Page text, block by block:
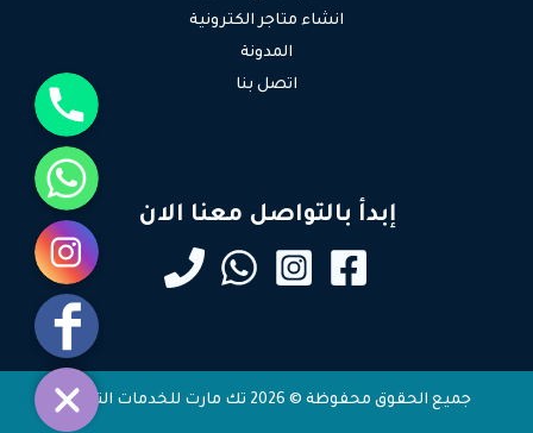
انشاء متاجر الكترونية
المدونة
اتصل بنا
إبدأ بالتواصل معنا الان
جميع الحقوق محفوظة © 2026 تك مارت للخدمات التقنية
جوال
واتساب
انستقرام
فيسبوك